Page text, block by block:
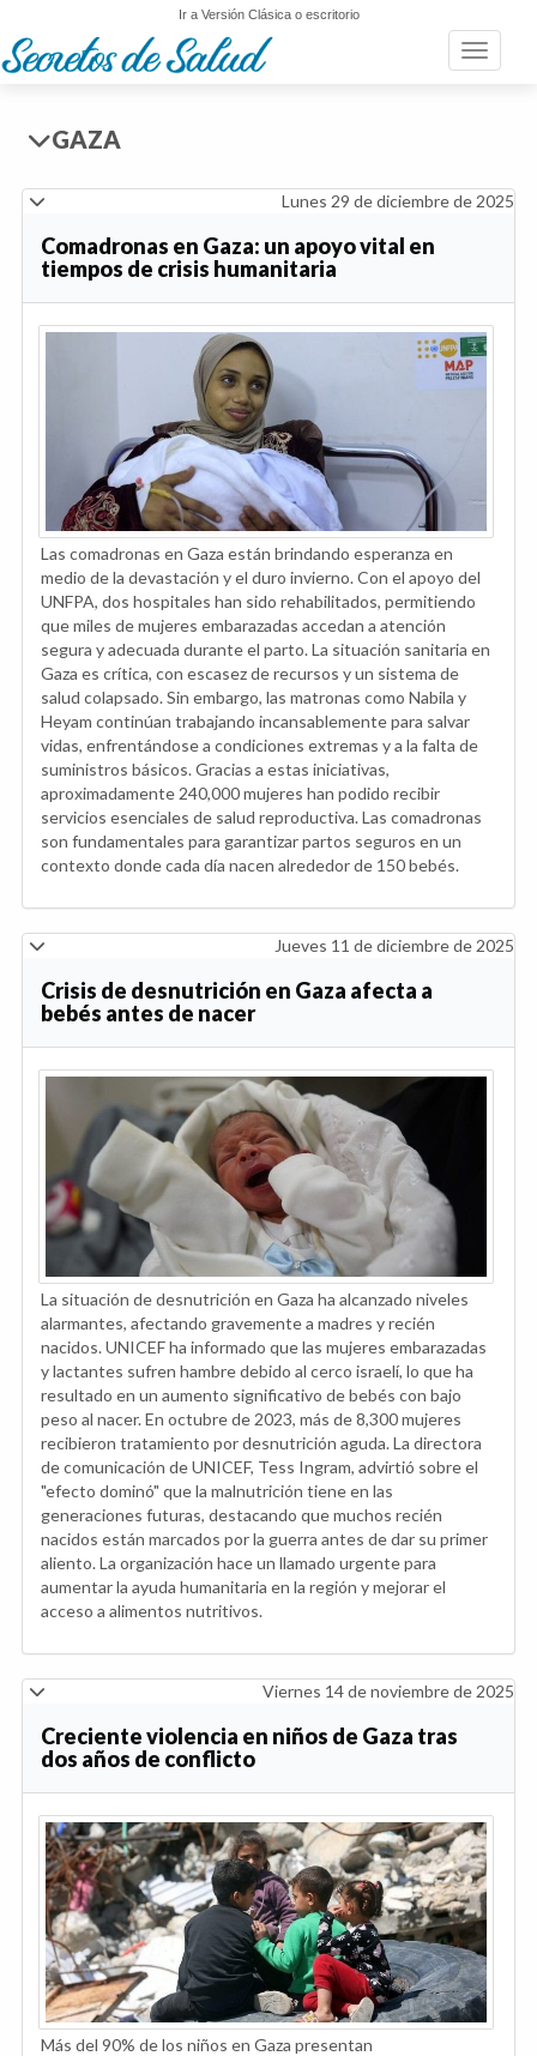
Ir a Versión Clásica o escritorio
Toggle
GAZA
Lunes 29 de diciembre de 2025
Comadronas en Gaza: un apoyo vital en
tiempos de crisis humanitaria
Las comadronas en Gaza están brindando esperanza en
medio de la devastación y el duro invierno. Con el apoyo del
UNFPA, dos hospitales han sido rehabilitados, permitiendo
que miles de mujeres embarazadas accedan a atención
segura y adecuada durante el parto. La situación sanitaria en
Gaza es crítica, con escasez de recursos y un sistema de
salud colapsado. Sin embargo, las matronas como Nabila y
Heyam continúan trabajando incansablemente para salvar
vidas, enfrentándose a condiciones extremas y a la falta de
suministros básicos. Gracias a estas iniciativas,
aproximadamente 240,000 mujeres han podido recibir
servicios esenciales de salud reproductiva. Las comadronas
son fundamentales para garantizar partos seguros en un
contexto donde cada día nacen alrededor de 150 bebés.
Jueves 11 de diciembre de 2025
Crisis de desnutrición en Gaza afecta a
bebés antes de nacer
La situación de desnutrición en Gaza ha alcanzado niveles
alarmantes, afectando gravemente a madres y recién
nacidos. UNICEF ha informado que las mujeres embarazadas
y lactantes sufren hambre debido al cerco israelí, lo que ha
resultado en un aumento significativo de bebés con bajo
peso al nacer. En octubre de 2023, más de 8,300 mujeres
recibieron tratamiento por desnutrición aguda. La directora
de comunicación de UNICEF, Tess Ingram, advirtió sobre el
"efecto dominó" que la malnutrición tiene en las
generaciones futuras, destacando que muchos recién
nacidos están marcados por la guerra antes de dar su primer
aliento. La organización hace un llamado urgente para
aumentar la ayuda humanitaria en la región y mejorar el
acceso a alimentos nutritivos.
Viernes 14 de noviembre de 2025
Creciente violencia en niños de Gaza tras
dos años de conflicto
Más del 90% de los niños en Gaza presentan